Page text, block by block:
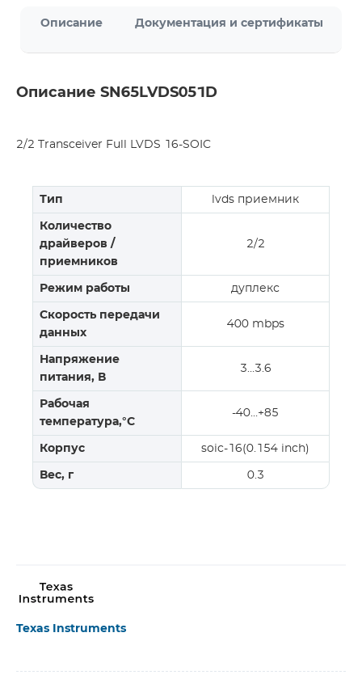
Описание Документация и сертификаты
Описание SN65LVDS051D
2/2 Transceiver Full LVDS 16-SOIC
Тип lvds приемник
Количество
драйверов /
приемников
2/2
Режим работы дуплекс
Скорость передачи
данных
400 mbps
Напряжение
питания, В
3…3.6
Рабочая
температура,°C
-40…+85
Корпус soic-16(0.154 inch)
Вес, г 0.3
Texas Instruments